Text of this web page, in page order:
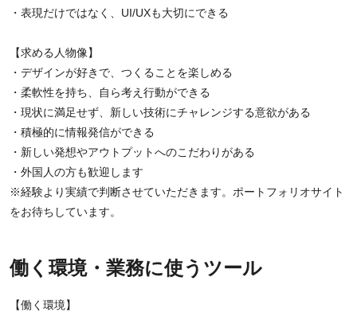
・表現だけではなく、UI/UXも大切にできる
【求める人物像】
・デザインが好きで、つくることを楽しめる
・柔軟性を持ち、自ら考え行動ができる
・現状に満足せず、新しい技術にチャレンジする意欲がある
・積極的に情報発信ができる
・新しい発想やアウトプットへのこだわりがある
・外国人の方も歓迎します
※経験より実績で判断させていただきます。ポートフォリオサイト
をお待ちしています。
働く環境・業務に使うツール
【働く環境】